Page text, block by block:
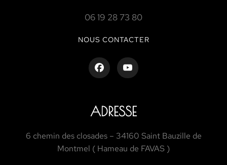
06 19 28 73 80
NOUS CONTACTER
ADRESSE
6 chemin des closades – 34160 Saint Bauzille de
Montmel ( Hameau de FAVAS )